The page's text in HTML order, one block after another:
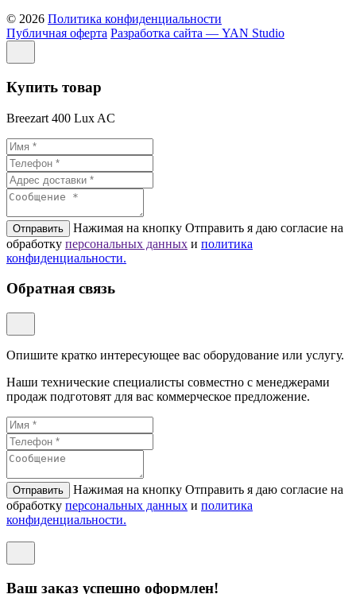
© 2026 Политика конфиденциальности
Публичная оферта Разработка сайта — YAN Studio
Купить товар
Breezart 400 Lux AC
Отправить
Нажимая на кнопку Отправить я даю согласие на
обработку персональных данных и политикa
конфиденциальности.
Обратная связь
Опишите кратко интересующее вас оборудование или услугу.
Наши технические специалисты совместно с менеджерами
продаж подготовят для вас коммерческое предложение.
Отправить
Нажимая на кнопку Отправить я даю согласие на
обработку персональных данных и политикa
конфиденциальности.
Ваш заказ успешно оформлен!